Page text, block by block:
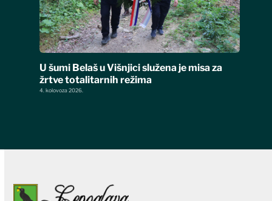
U šumi Belaš u Višnjici služena je misa za
žrtve totalitarnih režima
4. kolovoza 2026.